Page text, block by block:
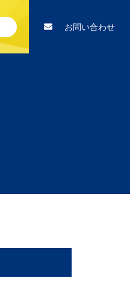
お問い合わせ